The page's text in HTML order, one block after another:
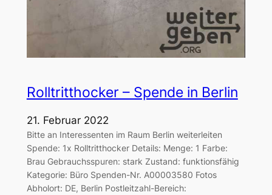
Rolltritthocker – Spende in Berlin
21. Februar 2022
Bitte an Interessenten im Raum Berlin weiterleiten
Spende: 1x Rolltritthocker Details: Menge: 1 Farbe:
Brau Gebrauchsspuren: stark Zustand: funktionsfähig
Kategorie: Büro Spenden-Nr. A00003580 Fotos
Abholort: DE, Berlin Postleitzahl-Bereich: